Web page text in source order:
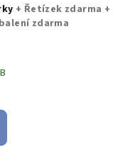
+ Řetízek zdarma +
zdarma